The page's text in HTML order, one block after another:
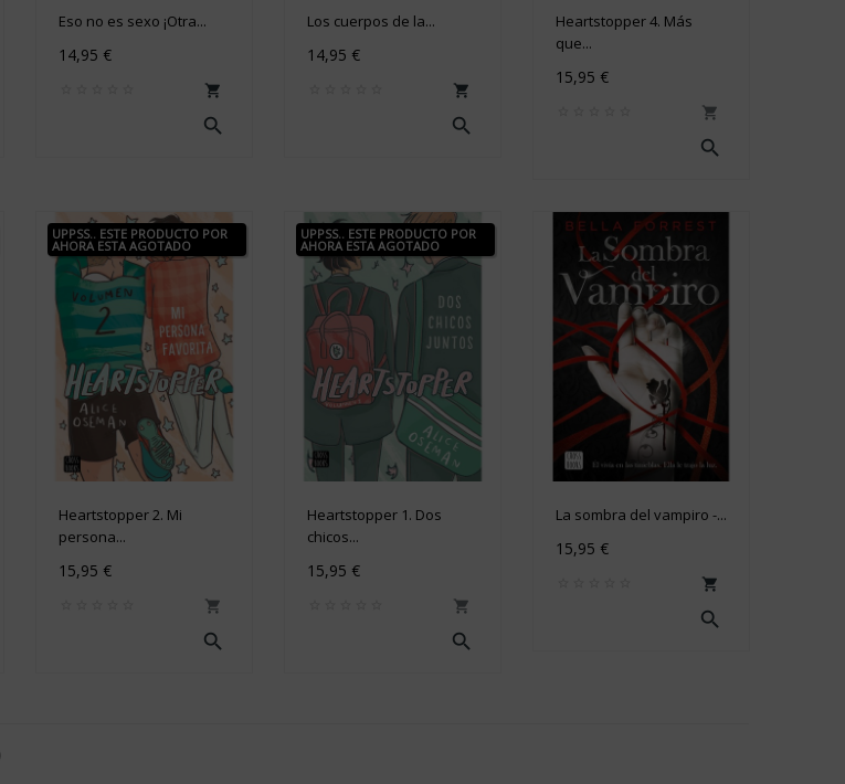
Eso no es sexo ¡Otra...
14,95 €


Los cuerpos de la...
14,95 €


Heartstopper 4. Más
que...
15,95 €


UPPSS.. ESTE PRODUCTO POR
AHORA ESTA AGOTADO
Heartstopper 2. Mi
persona...
15,95 €


UPPSS.. ESTE PRODUCTO POR
AHORA ESTA AGOTADO
Heartstopper 1. Dos
chicos...
15,95 €


La sombra del vampiro -...
15,95 €

